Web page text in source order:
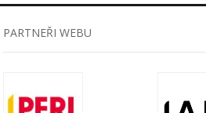
PARTNEŘI WEBU